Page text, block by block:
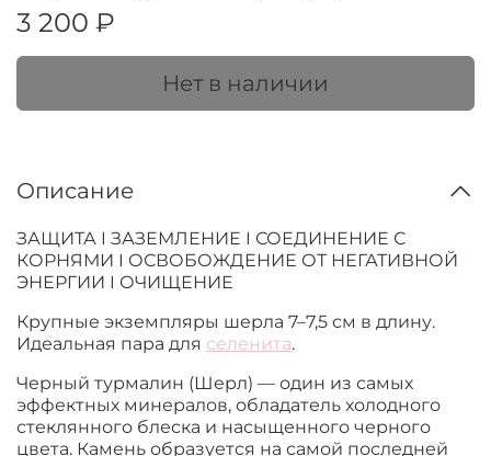
3 200 ₽
Нет в наличии
Описание
ЗАЩИТА I ЗАЗЕМЛЕНИЕ I СОЕДИНЕНИЕ С
КОРНЯМИ I ОСВОБОЖДЕНИЕ ОТ НЕГАТИВНОЙ
ЭНЕРГИИ I ОЧИЩЕНИЕ
Крупные экземпляры шерла 7–7,5 см в длину.
Идеальная пара для селенита.
Черный турмалин (Шерл) — один из самых
эффектных минералов, обладатель холодного
стеклянного блеска и насыщенного черного
цвета. Камень образуется на самой последней